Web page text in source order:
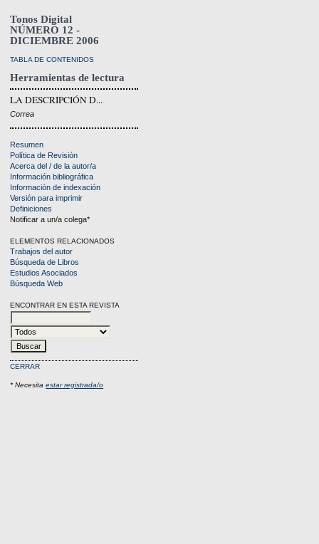
Tonos Digital
NÚMERO 12 -
DICIEMBRE 2006
TABLA DE CONTENIDOS
Herramientas de lectura
LA DESCRIPCIÓN D...
Correa
Resumen
Política de Revisión
Acerca del / de la autor/a
Información bibliográfica
Información de indexación
Versión para imprimir
Definiciones
Notificar a un/a colega*
ELEMENTOS RELACIONADOS
Trabajos del autor
Búsqueda de Libros
Estudios Asociados
Búsqueda Web
ENCONTRAR EN ESTA REVISTA
CERRAR
* Necesitaestar registrada/o